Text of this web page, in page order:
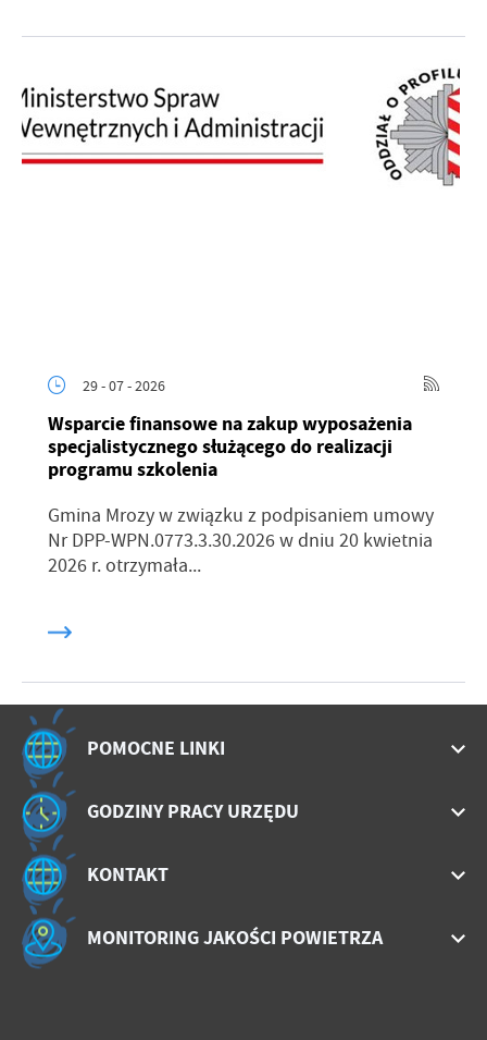
29 - 07 - 2026
Wsparcie finansowe na zakup wyposażenia
specjalistycznego służącego do realizacji
programu szkolenia
Gmina Mrozy w związku z podpisaniem umowy
Nr DPP-WPN.0773.3.30.2026 w dniu 20 kwietnia
2026 r. otrzymała...
POMOCNE LINKI
GODZINY PRACY URZĘDU
KONTAKT
MONITORING JAKOŚCI POWIETRZA